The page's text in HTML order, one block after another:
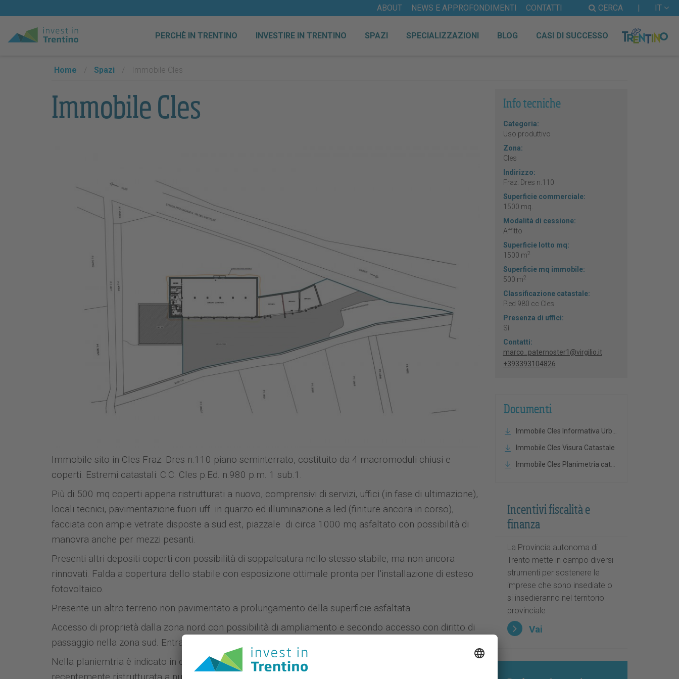
CERCA | IT
ABOUT NEWS E APPROFONDIMENTI CONTATTI
PERCHÈ IN TRENTINO INVESTIRE IN TRENTINO SPAZI SPECIALIZZAZIONI BLOG CASI DI SUCCESSO
Home / Spazi / Immobile Cles
Immobile Cles
Immobile sito in Cles Fraz. Dres n.110 piano seminterrato, costituito da 4 macromoduli chiusi e
coperti. Estremi catastali: C.C. Cles p.Ed. n.980 p.m. 1 sub.1.
Più di 500 mq coperti appena ristrutturati a nuovo, comprensivi di servizi, uffici (in fase di ultimazione),
locali tecnici, pavimentazione fuori uff. in quarzo ed illuminazione a led (finiture ancora in corso),
facciata con ampie vetrate disposte a sud est, piazzale di circa 1000 mq asfaltato con possibilità di
manovra anche per mezzi pesanti.
Presenti altri depositi coperti con possibilità di soppalcatura nello stesso stabile, ma non ancora
rinnovati. Falda a copertura dello stabile con esposizione ottimale pronta per l'installazione di esteso
fotovoltaico.
Presente un altro terreno non pavimentato a prolungamento della superficie asfaltata.
Accesso di proprietà dalla zona nord con possibilità di ampliamento e secondo accesso con diritto di
passaggio nella zona sud. Entrambi gli accessi si prestano al transito di mezzi pesanti.
Nella planiemtria è indicato in colore blu l'area di proprietà ed in colore ocra la prozione
recentemente ristrutturata a nuovo; a corredo viste indicative della parte dedicata ad uffici e servizi in
Info tecniche
Categoria:
Uso produttivo
Zona:
Cles
Indirizzo:
Fraz. Dres n.110
Superficie commerciale:
1500 mq.
Modalità di cessione:
Affitto
Superficie lotto mq:
1500 m2
Superficie mq immobile:
500 m2
Classificazione catastale:
P.ed 980 cc Cles
Presenza di uffici:
Sì
Contatti:
marco_paternoster1@virgilio.it
+393393104826
Documenti
Immobile Cles Informativa Urbanistica Comunale
Immobile Cles Visura Catastale
Immobile Cles Planimetria catastale
Incentivi fiscalità e
finanza
La Provincia autonoma di
Trento mette in campo diversi
strumenti per sostenere le
imprese che sono insediate o
si insedieranno nel territorio
provinciale
Vai